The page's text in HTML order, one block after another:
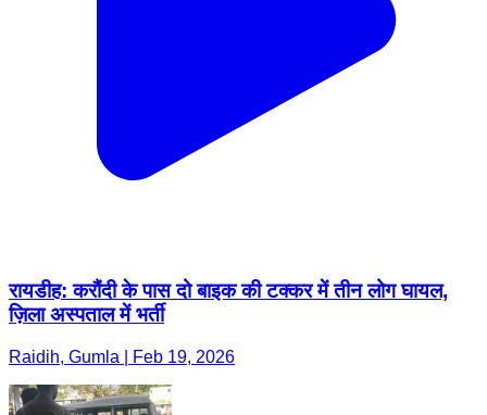
रायडीह: करौंदी के पास दो बाइक की टक्कर में तीन लोग घायल,
ज़िला अस्पताल में भर्ती
Raidih, Gumla | Feb 19, 2026